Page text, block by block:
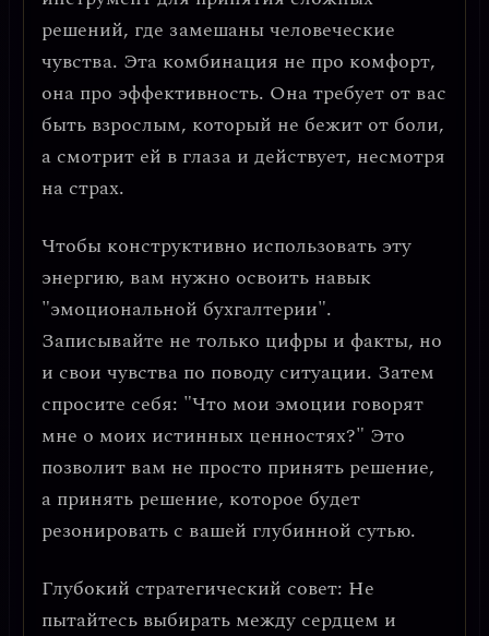
решений, где замешаны человеческие
чувства. Эта комбинация не про комфорт,
она про эффективность. Она требует от вас
быть взрослым, который не бежит от боли,
а смотрит ей в глаза и действует, несмотря
на страх.
Чтобы конструктивно использовать эту
энергию, вам нужно освоить навык
"эмоциональной бухгалтерии".
Записывайте не только цифры и факты, но
и свои чувства по поводу ситуации. Затем
спросите себя: "Что мои эмоции говорят
мне о моих истинных ценностях?" Это
позволит вам не просто принять решение,
а принять решение, которое будет
резонировать с вашей глубинной сутью.
Глубокий стратегический совет: Не
пытайтесь выбирать между сердцем и